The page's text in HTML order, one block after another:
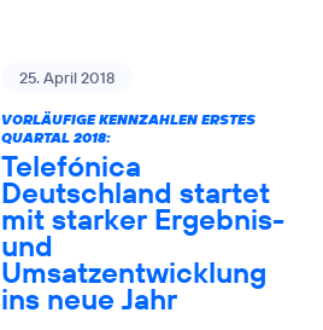
25. April 2018
VORLÄUFIGE KENNZAHLEN ERSTES
QUARTAL 2018:
Telefónica
Deutschland startet
mit starker Ergebnis-
und
Umsatzentwicklung
ins neue Jahr